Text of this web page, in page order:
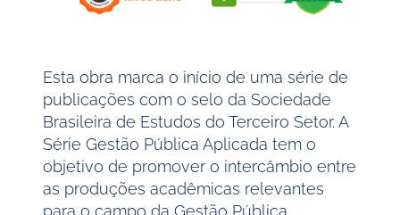
Esta obra marca o início de uma série de
publicações com o selo da Sociedade
Brasileira de Estudos do Terceiro Setor. A
Série Gestão Pública Aplicada tem o
objetivo de promover o intercâmbio entre
as produções acadêmicas relevantes
para o campo da Gestão Pública